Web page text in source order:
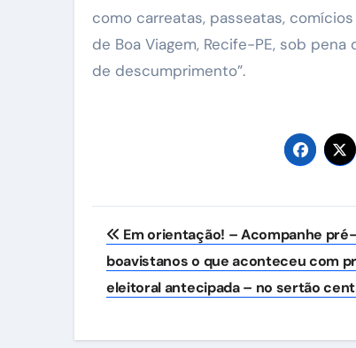
como carreatas, passeatas,
de Boa Viagem, Recife-PE, sob
de descumprimento”.
Navegação
de
Post
Em orientação! – Acompanhe
boavistanos o que aconteceu com
eleitoral antecipada – no sertão